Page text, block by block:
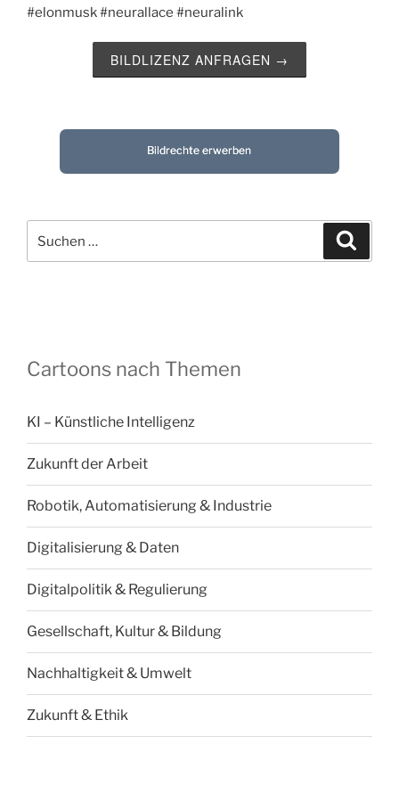
#elonmusk #neurallace #neuralink
BILDLIZENZ ANFRAGEN →
Bildrechte erwerben
nach:
Cartoons nach Themen
KI – Künstliche Intelligenz
Zukunft der Arbeit
Robotik, Automatisierung & Industrie
Digitalisierung & Daten
Digitalpolitik & Regulierung
Gesellschaft, Kultur & Bildung
Nachhaltigkeit & Umwelt
Zukunft & Ethik